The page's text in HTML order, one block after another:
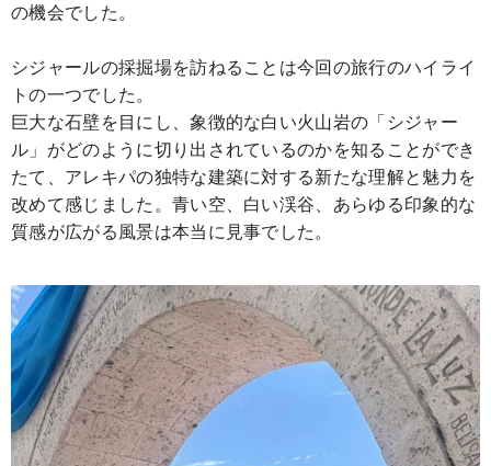
の機会でした。
シジャールの採掘場を訪ねることは今回の旅行のハイライ
トの一つでした。
巨大な石壁を目にし、象徴的な白い火山岩の「シジャー
ル」がどのように切り出されているのかを知ることができ
たて、アレキパの独特な建築に対する新たな理解と魅力を
改めて感じました。青い空、白い渓谷、あらゆる印象的な
質感が広がる風景は本当に見事でした。